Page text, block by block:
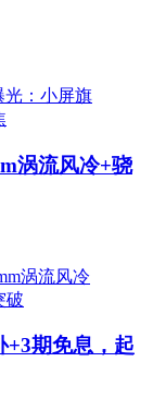
涡流风冷+骁
+3期免息，起